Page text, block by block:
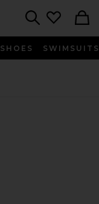
SHOES SWIMSUITS